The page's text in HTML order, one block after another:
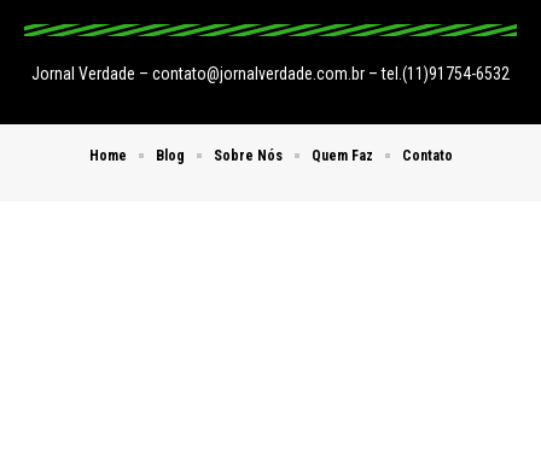
Jornal Verdade – contato@jornalverdade.com.br – tel.(11)91754-6532
Home Blog Sobre Nós Quem Faz Contato